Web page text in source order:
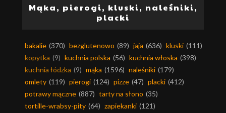
Mąka, pierogi, kluski, naleśniki,
placki
bakalie (370) bezglutenowo (89) jaja (636) kluski (111)
kopytka (9) kuchnia polska (56) kuchnia włoska (398)
kuchnia łódzka (9) mąka (1596) naleśniki (179)
omlety (119) pierogi (124) pizze (47) placki (412)
potrawy mączne (887) tarty na słono (35)
tortille-wrabsy-pity (64) zapiekanki (121)